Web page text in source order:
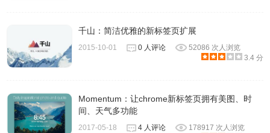
千山：简洁优雅的新标签页扩展
2015-10-01 0 人评论
52086 次人浏览
3.4 分
Momentum：让chrome新标签页拥有美图、时
间、天气多功能
2017-05-18 4 人评论
178917 次人浏览